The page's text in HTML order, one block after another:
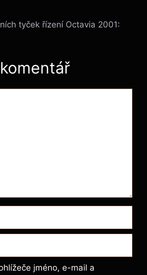
tyček řízení Octavia 2001:
jméno, e-mail a